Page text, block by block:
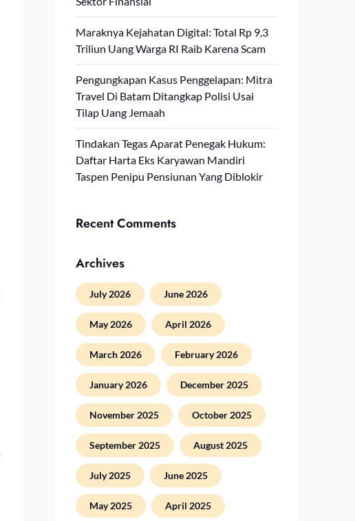
Maraknya Kejahatan Digital: Total Rp 9,3
Triliun Uang Warga RI Raib Karena Scam
Pengungkapan Kasus Penggelapan: Mitra
Travel Di Batam Ditangkap Polisi Usai
Tilap Uang Jemaah
Tindakan Tegas Aparat Penegak Hukum:
Daftar Harta Eks Karyawan Mandiri
Taspen Penipu Pensiunan Yang Diblokir
Recent Comments
Archives
July 2026 June 2026
May 2026 April 2026
March 2026 February 2026
January 2026 December 2025
November 2025 October 2025
September 2025 August 2025
July 2025 June 2025
May 2025 April 2025